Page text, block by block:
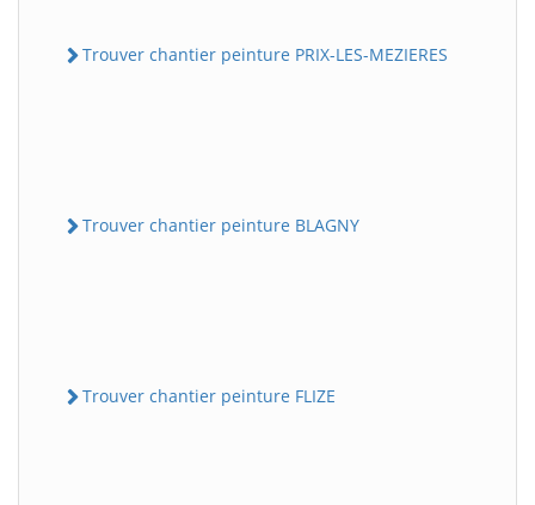
Trouver chantier peinture PRIX-LES-MEZIERES
Trouver chantier peinture BLAGNY
Trouver chantier peinture FLIZE